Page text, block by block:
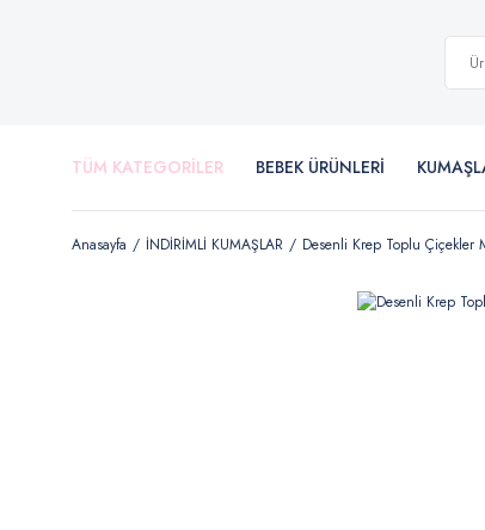
TÜM KATEGORİLER BEBEK ÜRÜNLERİ
Anasayfa İNDİRİMLİ KUMAŞLAR Desenli Krep Toplu Çiçekler